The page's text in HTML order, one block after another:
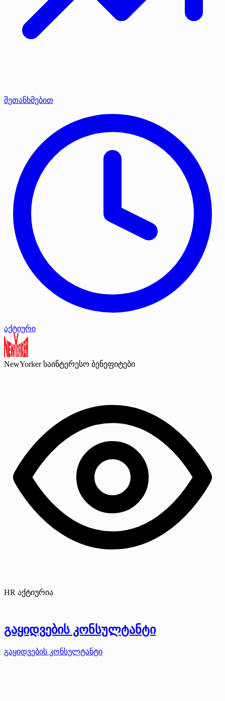
შეთანხმებით
აქტიური
NewYorker საინტერესო ბენეფიტები
HR აქტიურია
გაყიდვების კონსულტანტი
გაყიდვების კონსულტანტი